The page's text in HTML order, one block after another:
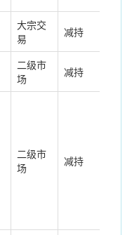
大宗交
易
减持
二级市
场
减持
二级市
场
减持